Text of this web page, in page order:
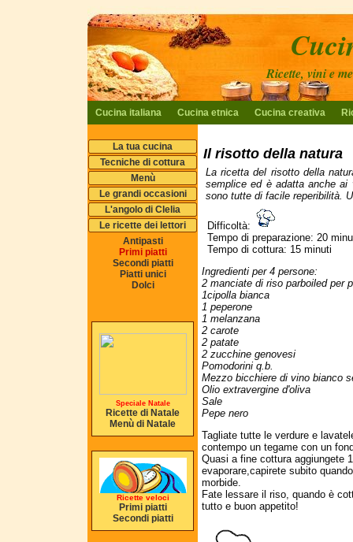
Il risotto della natura
La ricetta del risotto della
semplice ed è adatta anche ai
sono tutte di facile reperibilità.
Difficoltà:
Tempo di preparazione: 20
Tempo di cottura: 15 minuti
Ingredienti per 4 persone:
2 manciate di riso parboiled per
1cipolla bianca
1 peperone
1 melanzana
2 carote
2 patate
2 zucchine genovesi
Pomodorini q.b.
Mezzo bicchiere di vino bianco
Olio extravergine d'oliva
Sale
Pepe nero
Tagliate tutte le verdure e
contempo un tegame con un
Quasi a fine cottura aggiungete
evaporare,capirete subito
morbide.
Fate lessare il riso, quando è
tutto e buon appetito!
Ricette, vini e
La tua cucina
Tecniche di cottura
Menù
Le grandi occasioni
L'angolo di Clelia
Le ricette dei lettori
Antipasti
Primi piatti
Secondi piatti
Piatti unici
Dolci
Speciale Natale
Ricette di Natale
Menù di Natale
Ricette veloci
Primi piatti
Secondi piatti
Cucina italiana Cucina etnica Cucina creativa